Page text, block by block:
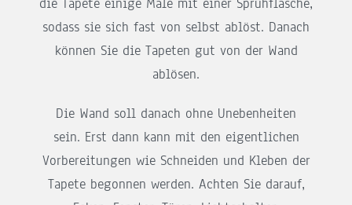
sodass sie sich fast von selbst ablöst. Danach
können Sie die Tapeten gut von der Wand
ablösen.
Die Wand soll danach ohne Unebenheiten
sein. Erst dann kann mit den eigentlichen
Vorbereitungen wie Schneiden und Kleben der
Tapete begonnen werden. Achten Sie darauf,